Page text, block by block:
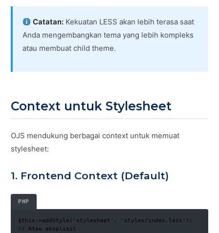
Catatan: Kekuatan LESS akan lebih terasa saat
Anda mengembangkan tema yang lebih kompleks
atau membuat child theme.
Context untuk Stylesheet
OJS mendukung berbagai context untuk memuat
stylesheet:
1. Frontend Context (Default)
PHP
$this->addStyle('stylesheet', 'styles/index.less');
// Atau eksplisit